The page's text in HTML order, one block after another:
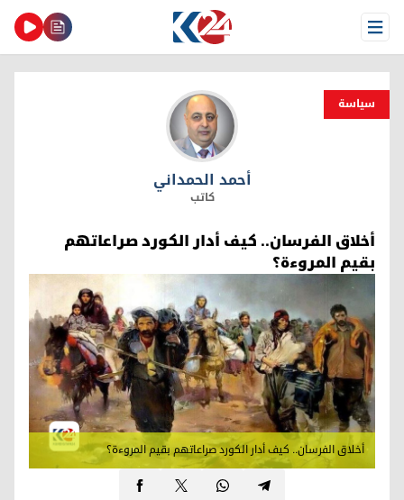
Open Menu
سیاسة
أحمد الحمداني
أحمد الحمداني
كاتب
أخلاق الفرسان.. كيف أدار الكورد صراعاتهم
بقيم المروءة؟
أخلاق الفرسان.. كيف أدار الكورد صراعاتهم بقيم المروءة؟